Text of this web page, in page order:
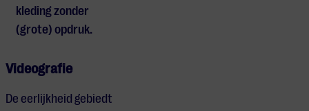
kleding zonder
(grote) opdruk.
Videografie
De eerlijkheid gebiedt